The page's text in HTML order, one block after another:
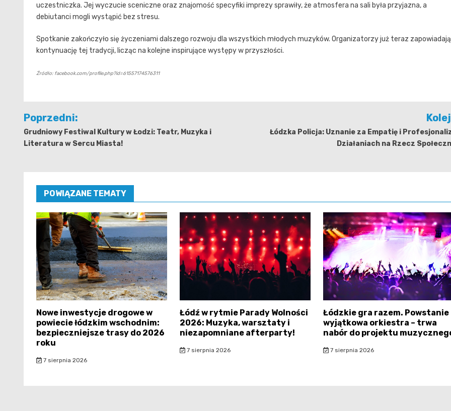
uczestniczka. Jej wyczucie sceniczne oraz znajomość specyfiki imprezy sprawiły, że atmosfera na sali była przyjazna, a
debiutanci mogli wystąpić bez stresu.
Spotkanie zakończyło się życzeniami dalszego rozwoju dla wszystkich młodych muzyków. Organizatorzy już teraz zapowiadają
kontynuację tej tradycji, licząc na kolejne inspirujące występy w przyszłości.
Źródło: facebook.com/profile.php?id=61557174576311
Nawigacja
wpisu
Poprzedni:
Grudniowy Festiwal Kultury w Łodzi: Teatr, Muzyka i
Literatura w Sercu Miasta!
Łódzka Policja: Uznanie za Empatię i
Działaniach na Rzecz
POWIĄZANE TEMATY
Nowe inwestycje drogowe w
powiecie łódzkim wschodnim:
bezpieczniejsze trasy do 2026
roku
7 sierpnia 2026
Łódź w rytmie Parady Wolności
2026: Muzyka, warsztaty i
niezapomniane afterparty!
7 sierpnia 2026
Łódzkie gra razem. Powstanie
wyjątkowa orkiestra – trwa
nabór do projektu
7 sierpnia 2026